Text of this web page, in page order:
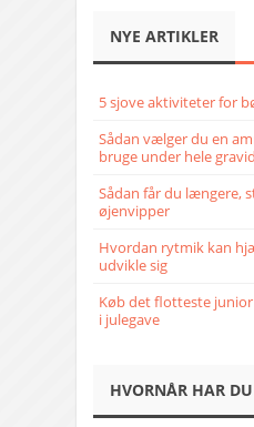
NYE ARTIKLER
5 sjove aktiviteter for
Sådan vælger du en
bruge under hele
Sådan får du længere,
øjenvipper
Hvordan rytmik kan
udvikle sig
Køb det flotteste
i julegave
HVORNÅR HAR